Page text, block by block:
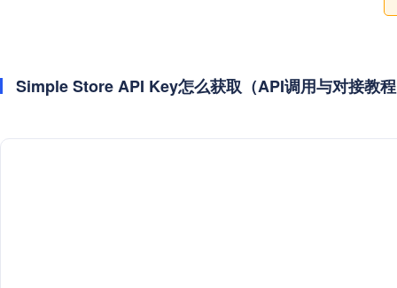
Simple Store API Key怎么获取（API调用与对接教